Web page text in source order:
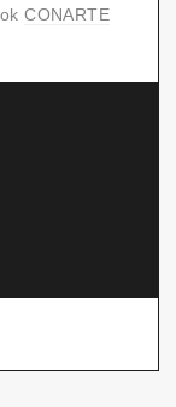
CONARTE